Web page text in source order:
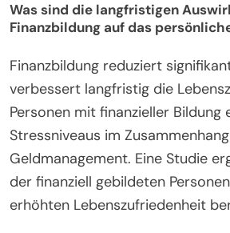
Was sind die langfristigen
Finanzbildung auf das
Finanzbildung reduziert
verbessert langfristig die
Personen mit finanzieller Bildung
Stressniveaus im
Geldmanagement. Eine Studie
der finanziell gebildeten
erhöhten Lebenszufriedenheit